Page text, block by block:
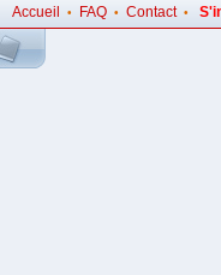
Accueil • FAQ• Contact•